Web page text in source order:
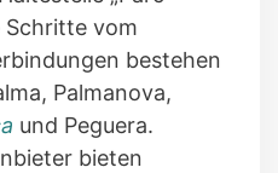
Schritte vom
bestehen
Palmanova,
und Peguera.
bieten